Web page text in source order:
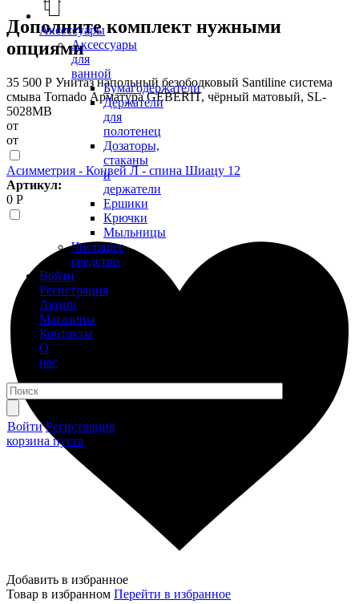
Аксессуары
Аксессуары
для
ванной
Бумагодержатели
Держатели
для
полотенец
Дозаторы,
стаканы
и
держатели
Ершики
Крючки
Мыльницы
Чистящее
средство
Войти
Регистрация
Акции
Магазины
Контакты
О
нас
Войти Регистрация
корзина пуста
Дополните комплект нужными
опциями
35 500 Р Унитаз напольный безободковый Santiline система
смыва Tornado Арматура GEBERIT, чёрный матовый, SL-
5028MB
от
от
Асимметрия - Конвей Л - спина Шиацу 12
Артикул:
0 Р
Добавить в избранное
Товар в избранном Перейти в избранное